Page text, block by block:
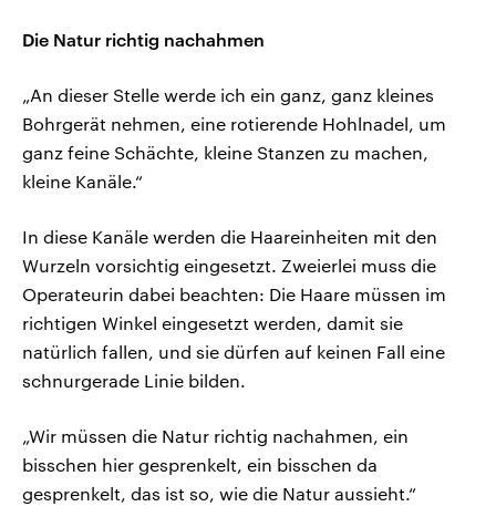
Die Natur richtig nachahmen
„An dieser Stelle werde ich ein ganz, ganz kleines
Bohrgerät nehmen, eine rotierende Hohlnadel, um
ganz feine Schächte, kleine Stanzen zu machen,
kleine Kanäle.“
In diese Kanäle werden die Haareinheiten mit den
Wurzeln vorsichtig eingesetzt. Zweierlei muss die
Operateurin dabei beachten: Die Haare müssen im
richtigen Winkel eingesetzt werden, damit sie
natürlich fallen, und sie dürfen auf keinen Fall eine
schnurgerade Linie bilden.
„Wir müssen die Natur richtig nachahmen, ein
bisschen hier gesprenkelt, ein bisschen da
gesprenkelt, das ist so, wie die Natur aussieht.“